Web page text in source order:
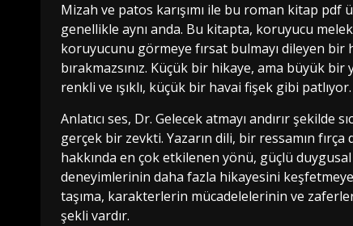
Mizah ve patos karışımı ile bu roman kitap
genellikle aynı anda. Bu kitapta, koruyucu
koruyucunu görmeye fırsat bulmayı dileyen
bırakmazsınız. Küçük bir hikaye, ama büyük
renkli ve ışıklı, küçük bir havai fişek gibi patlıyor.
Anlatıcı ses, Dr. Gelecek atmayı andırır şekilde
gerçek bir zevkti. Yazarın dili, bir ressamın
hakkında en çok etkilenen yönü, güçlü
deneyimlerinin daha fazla hikayesini
taşıma, karakterlerin mücadelelerinin ve
şekli vardır.